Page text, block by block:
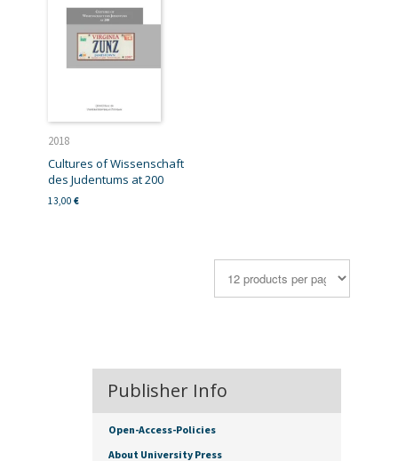
2018
Cultures of Wissenschaft
des Judentums at 200
13,00 €
Publisher Info
Open-Access-Policies
About University Press